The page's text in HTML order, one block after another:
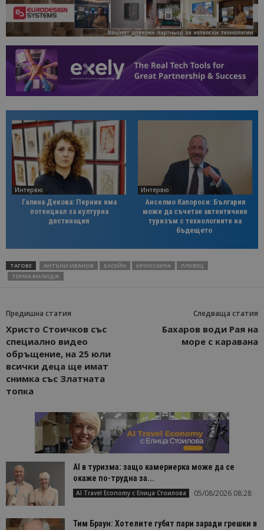
Интервю
Галина Декова: Перник има
потенциал за културна
дестинация
Интервю
Анселмо Капороси: България
може да съчетае автентичния
туризъм с технологиите на
бъдещето
ТАГОВЕ АНТЪНИ ИВАНОВ БАСЕЙН КРИОСАУНА
ПЛУВЕЦ
ТЕРМА ВИЛИДЖ
Предишна статия
Христо Стоичков със
специално видео
обръщение, на 25 юли
всички деца ще имат
снимка със Златната
топка
Следваща статия
Бахаров води Рая на
море с каравана
AI в туризма: защо камериерка може да се
окаже по-трудна за...
AI Travel Economy с Елица Стоилова 05/08/2026 08:28
Тим Браун: Хотелите губят пари заради грешки в